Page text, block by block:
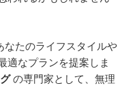
なたのライフスタイルや
適なプランを提案しま
の専門家として、無理